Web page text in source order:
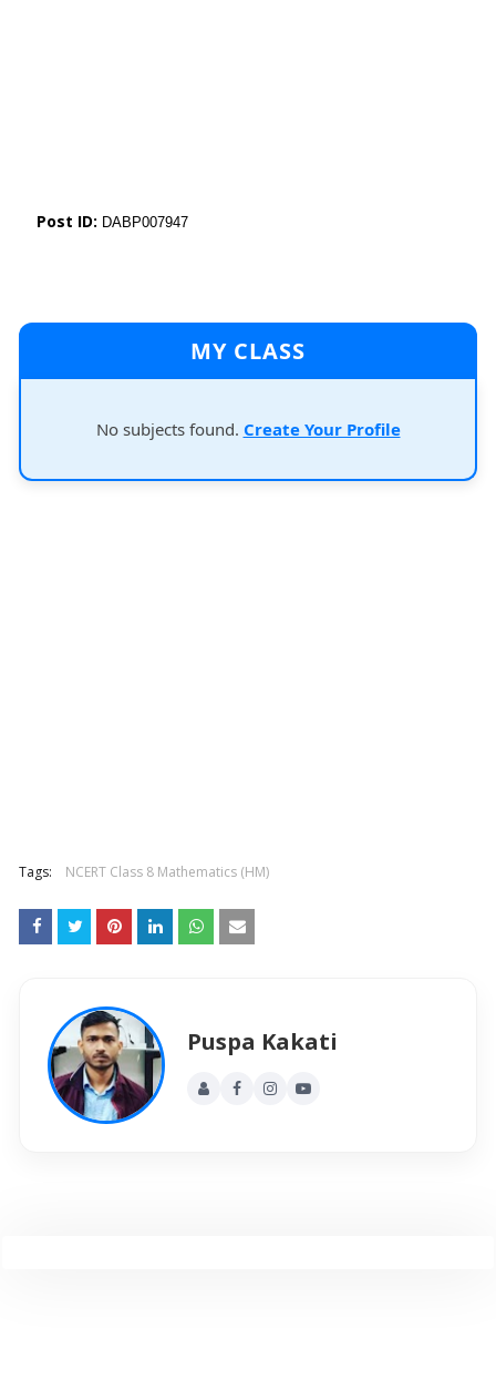
Post ID: DABP007947
MY CLASS
No subjects found. Create Your Profile
Tags: NCERT Class 8 Mathematics (HM)
Puspa Kakati